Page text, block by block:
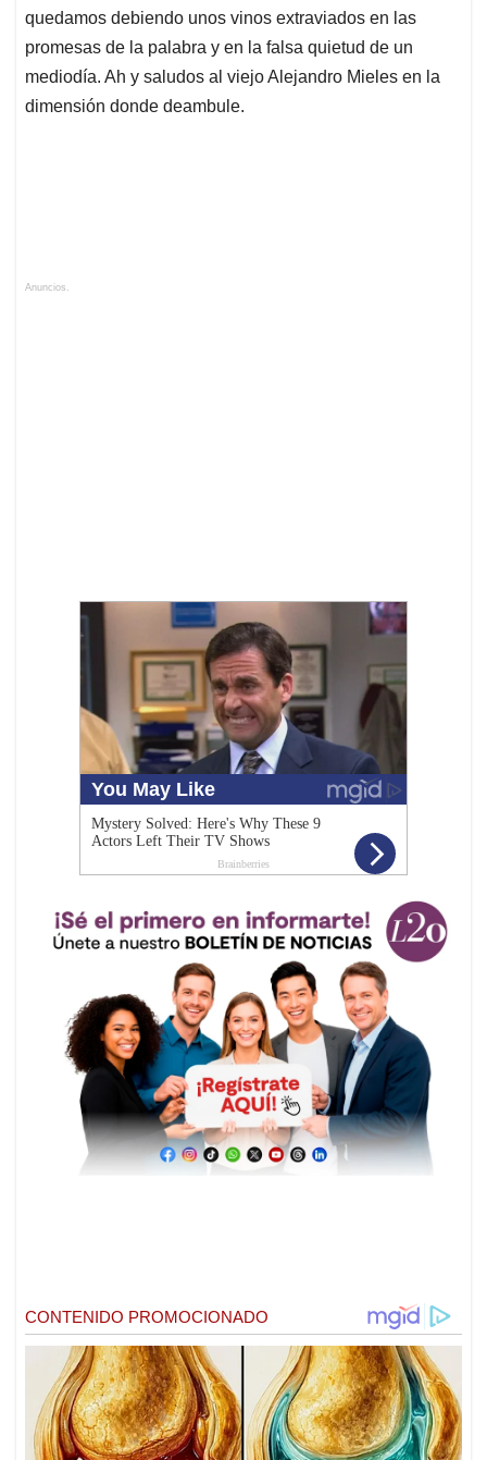
quedamos debiendo unos vinos extraviados en las
promesas de la palabra y en la falsa quietud de un
mediodía. Ah y saludos al viejo Alejandro Mieles en la
dimensión donde deambule.
Anuncios.